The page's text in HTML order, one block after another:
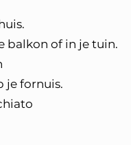
balkon of in je tuin.
je fornuis.